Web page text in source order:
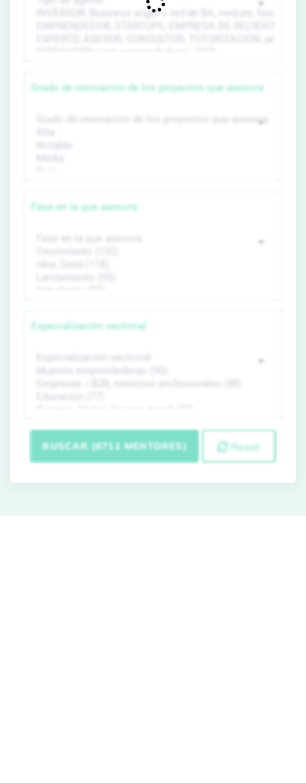
Grado de innovación de los proyectos que asesora
Fase en la que asesora
Especialización sectorial
BUSCAR (6711 MENTORES) Reset